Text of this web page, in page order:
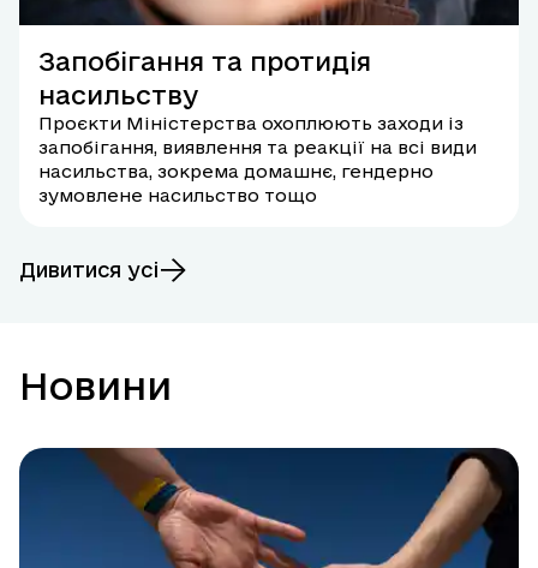
Дивитися усі
Запобігання та протидія
насильству
Проєкти Міністерства охоплюють заходи із
запобігання, виявлення та реакції на всі види
насильства, зокрема домашнє, гендерно
зумовлене насильство тощо
Новини